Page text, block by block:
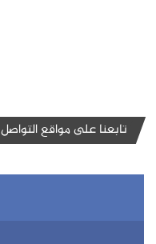
تابعنا على مواقع التواصل